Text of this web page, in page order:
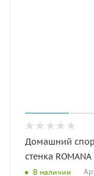
Домашний
стенка
В наличии